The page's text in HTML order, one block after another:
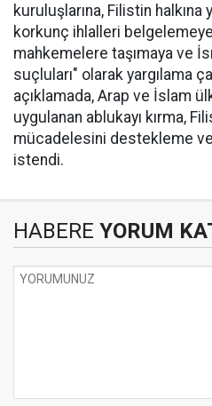
kuruluşlarına, Filistin halkına
korkunç ihlalleri
mahkemelere taşımaya ve
suçluları" olarak yargılama
açıklamada, Arap ve İslam
uygulanan ablukayı kırma,
mücadelesini destekleme
istendi.
HABERE YORUM